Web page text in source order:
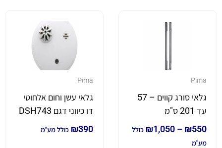
Pima
גלאי סורג קווים – 57
עד 201 ס"מ
₪550
–
₪1,050
כולל
מע"מ
Pima
גלאי עשן וחום אלחוטי
דו כיווני דגם DSH743
₪390 כולל מע"מ